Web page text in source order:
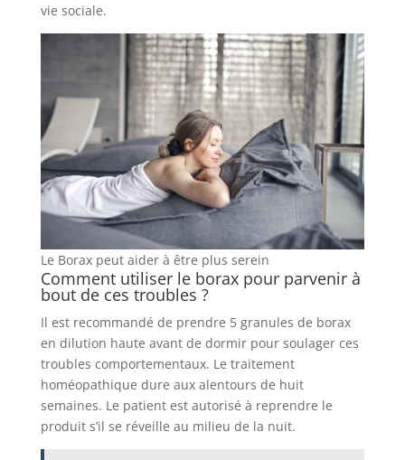
vie sociale.
Le Borax peut aider à être plus serein
Comment utiliser le borax pour parvenir à
bout de ces troubles ?
Il est recommandé de prendre 5 granules de borax
en dilution haute avant de dormir pour soulager ces
troubles comportementaux. Le traitement
homéopathique dure aux alentours de huit
semaines. Le patient est autorisé à reprendre le
produit s’il se réveille au milieu de la nuit.